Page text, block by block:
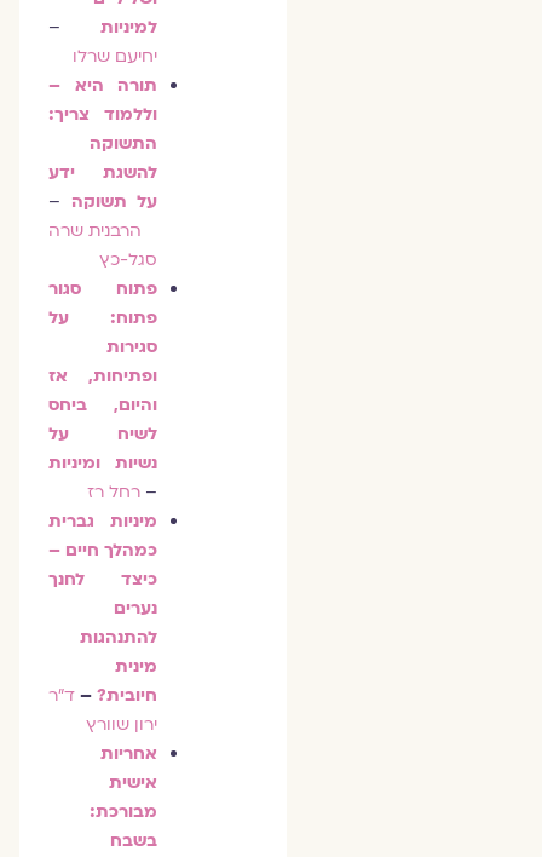
למיניות–
יחיעם שרלו
תורה היא –
וללמוד צריך:
התשוקה
להשגת ידע
על תשוקה –
הרבנית שרה
סגל-כץ
פתוח סגור
פתוח: על
סגירות
ופתיחות, אז
והיום, ביחס
לשיח על
נשיות ומיניות
– רחל רז
מיניות גברית
כמהלך חיים –
כיצד לחנך
נערים
להתנהגות
מינית
חיובית?–ד"ר
ירון שוורץ
אחריות
אישית
מבורכת:
בשבח